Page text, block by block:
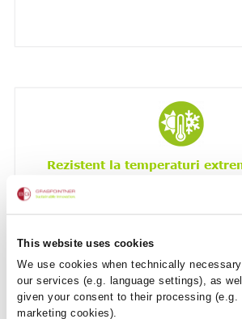
This website uses cookies
We use cookies when technically
our services (e.g. language settings), as
given your consent to their processing (e.g.
marketing cookies).
Rezistent la temperaturi
Rezistent UV